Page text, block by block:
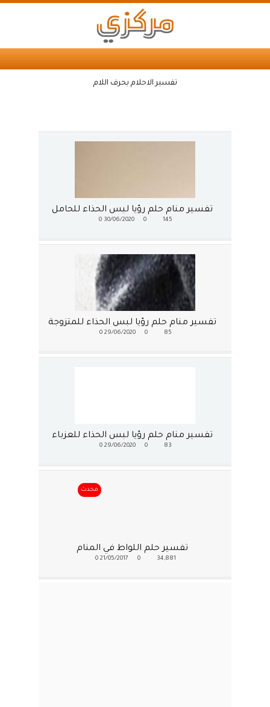
تفسير الاحلام بحرف اللام
تفسير منام حلم رؤيا لبس الحذاء للحامل
145
30/06/2020
0
تفسير منام حلم رؤيا لبس الحذاء للمتزوجة
85
29/06/2020
0
تفسير منام حلم رؤيا لبس الحذاء للعزباء
83
29/06/2020
0
محدث
تفسير حلم اللواط في المنام
34,881
21/05/2017
0